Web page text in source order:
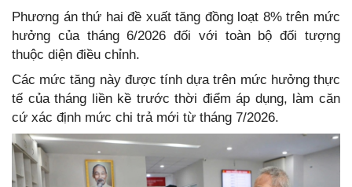
Phương án thứ hai đề xuất tăng đồng loạt 8% trên mức
hưởng của tháng 6/2026 đối với toàn bộ đối tượng
thuộc diện điều chỉnh.
Các mức tăng này được tính dựa trên mức hưởng thực
tế của tháng liền kề trước thời điểm áp dụng, làm căn
cứ xác định mức chi trả mới từ tháng 7/2026.